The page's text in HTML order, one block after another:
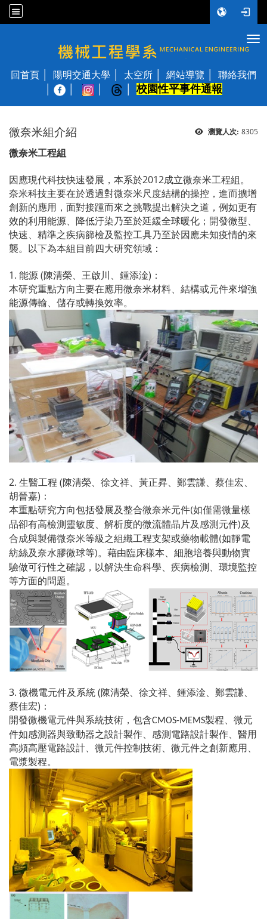
國立陽明交通大學 機械工程學系
回首頁 陽明交通大學 太空所 網站導覽
聯絡我們
校園性平事件通報
瀏覽人次: 8305
微奈米組介紹
微奈米工程組
因應現代科技快速發展，本系於2012成立微奈米工程組。
奈米科技主要在於透過對微奈米尺度結構的操控，進而擴增
創新的應用，面對接踵而來之挑戰提出解決之道，例如更有
效的利用能源、降低汙染乃至於延緩全球暖化；開發微型、
快速、精準之疾病篩檢及監控工具乃至於因應未知疫情的來
襲。以下為本組目前四大研究領域：
1. 能源 (陳清榮、王啟川、鍾添淦) ：
本研究重點方向主要在應用微奈米材料、結構或元件來增強
能源傳輸、儲存或轉換效率。
2. 生醫工程 (陳清榮、徐文祥、黃正昇、鄭雲謙、蔡佳宏、
胡晉嘉) ：
本重點研究方向包括發展及整合微奈米元件(如僅需微量樣
品卻有高檢測靈敏度、解析度的微流體晶片及感測元件)及
合成與製備微奈米等級之組織工程支架或藥物載體(如靜電
紡絲及奈水膠微球等)。藉由臨床樣本、細胞培養與動物實
驗做可行性之確認，以解決生命科學、疾病檢測、環境監控
等方面的問題。
3. 微機電元件及系統 (陳清榮、徐文祥、鍾添淦、鄭雲謙、
蔡佳宏) ：
開發微機電元件與系統技術，包含CMOS-MEMS製程、微元
件如感測器與致動器之設計製作、感測電路設計製作、醫用
高頻高壓電路設計、微元件控制技術、微元件之創新應用、
電漿製程。